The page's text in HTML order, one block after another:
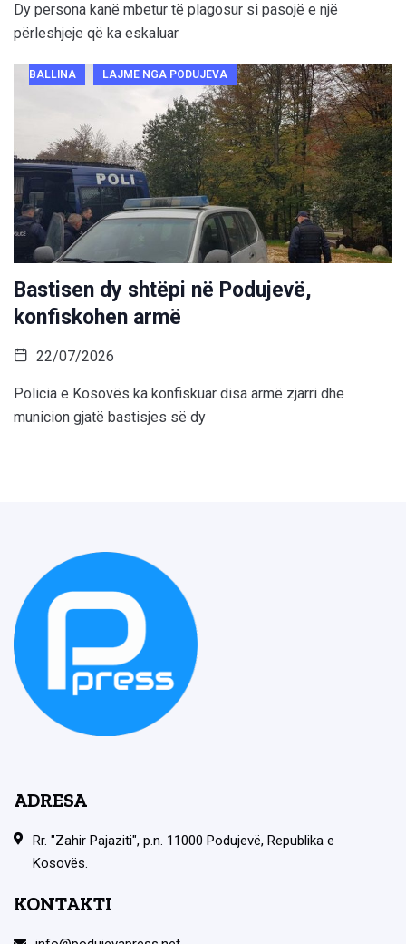
Dy persona kanë mbetur të plagosur si pasojë e një
përleshjeje që ka eskaluar
BALLINA LAJME NGA PODUJEVA
Bastisen dy shtëpi në Podujevë,
konfiskohen armë
22/07/2026
Policia e Kosovës ka konfiskuar disa armë zjarri dhe
municion gjatë bastisjes së dy
ADRESA
Rr. "Zahir Pajaziti", p.n. 11000 Podujevë, Republika e
Kosovës.
KONTAKTI